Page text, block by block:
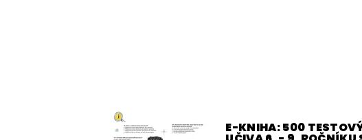
E-KNIHA: 500